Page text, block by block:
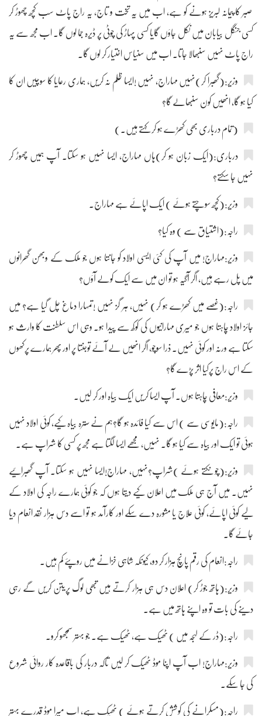
صبر کا پیمانہ لبریز ہونے کو ہے، اب میں یہ تخت و تاج، یہ راج پاٹ سب کچھ چھوڑ کر
کسی جنگل بیابان میں نکل جاؤں گایا کسی پہاڑ کی چوٹی پر ڈیرہ جما لوں گا۔ اب مجھ سے یہ
راج پاٹ نہیں سنبھالا جاتا۔ اب میں سنیاس اختیار کر لوں گا۔
وزیر:(گھبرا کر)نہیں مہاراج، نہیں !ایسا ظلم نہ کریں، ہماری رعایا کا سوچیں ان کا
کیا ہو گا، انھیں کون سنبھالے گا؟
(تمام درباری بھی کھڑے ہو کر کہتے ہیں۔)
درباری:(ایک زبان ہو کر)ہاں مہاراج، ایسا نہیں ہو سکتا۔ آپ ہمیں چھوڑ کر
نہیں جا سکتے؟
وزیر:(کچھ سوچتے ہوئے ) ایک اپائے ہے مہاراج۔
راجہ:(اشتیاق سے ) وہ کیا؟
وزیر:مہاراج! میں آپ کی کئی ایسی اولاد کو جانتا ہوں جو ملک کے وبھن گھرانوں
میں پل رہے ہیں، اگر آگیہ ہو تو ان میں سے ایک کولے آؤں؟
راجہ:(غصے میں کھڑے ہو کر) نہیں، ہر گز نہیں !تمہارا دماغ چل گیا ہے؟ میں
جائز اولاد چاہتا ہوں جو میری مہارانیوں کی کوکھ سے پیدا ہو۔ وہی اس سلطنت کا وارث ہو
سکتا ہے ورنہ اور کوئی نہیں۔ ذرا سوچو، اگر انھیں لے آئے توجنتا پر اور پھر ہمارے پرکھوں
کے اس راج پرکیا اثر پڑے گا؟
وزیر:معافی چاہتا ہوں۔ آپ ایسا کریں ایک بیاہ اور کر لیں۔
راجہ:(مایوسی سے ) اس سے کیا فائدہ ہو گا؟ہم نے سترہ بیاہ کیے، کوئی اولاد نہیں
ہوئی تو ایک اور بیاہ سے کیا ہو گا۔ نہیں، مجھے ایسا لگتا ہے مجھ پر کسی کا شراپ ہے۔
وزیر:(چونکتے ہوئے )شراپ؟نہیں، مہاراج!ایسا نہیں ہو سکتا۔ آپ گھبرائیے
نہیں۔ میں آج ہی ملک میں اعلان کیے دیتا ہوں کہ جو کوئی ہمارے راجہ کی اولاد کے
لیے کوئی اپائے، کوئی علاج یا مشورہ دے سکے اور کارآمد ہو تو اسے دس ہزار نقد انعام دیا
جائے گا۔
راجہ:انعام کی رقم پانچ ہزار کر دو، کیونکہ شاہی خزانے میں روپئے کم ہیں۔
وزیر:(ہاتھ جوڑ کر) اعلان دس ہی ہزار کرتے ہیں تبھی لوگ پریتن کریں گے رہی
دینے کی بات تو وہ اپنے ہاتھ میں ہے۔
راجہ:(ڈر کے لہجہ میں ) ٹھیک ہے، ٹھیک ہے۔ جو بہتر سمجھو کرو۔
وزیر:مہاراج! اب آپ اپنا موڈ ٹھیک کر لیں تاکہ دربار کی باقاعدہ کار روائی شروع
کی جا سکے۔
راجہ:(مسکرانے کی کوشش کرتے ہوئے ) ٹھیک ہے، اب میرا موڈ قدرے بہتر